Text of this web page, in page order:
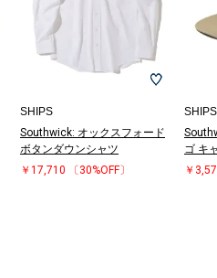
SHIPS
Southwick: オックスフォード
ボタンダウンシャツ
￥17,710
〔30%OFF〕
SHIPS
ゴ キ
￥